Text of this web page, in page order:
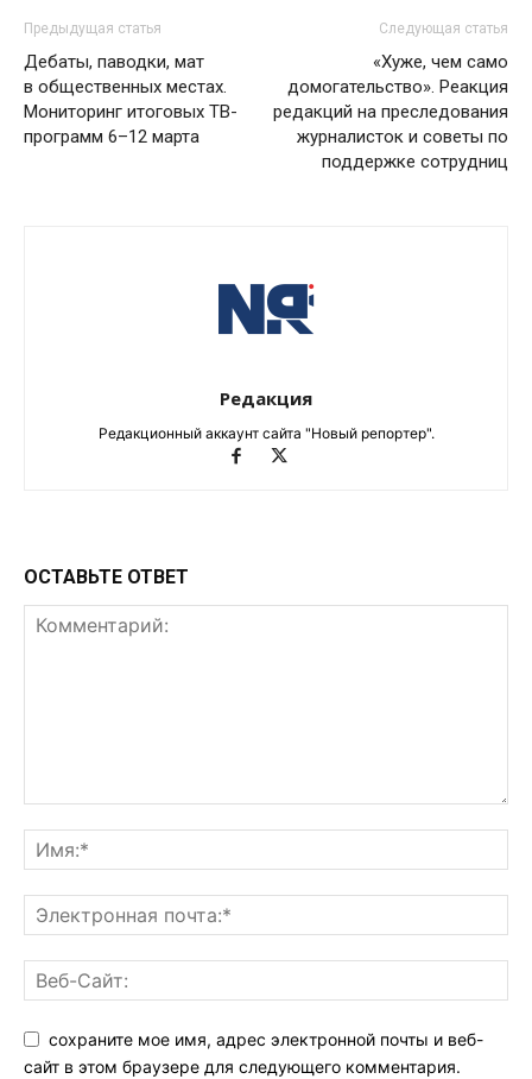
Предыдущая статья
Дебаты, паводки, мат
в общественных местах.
Мониторинг итоговых ТВ-
программ 6–12 марта
Следующая статья
«Хуже, чем само
домогательство». Реакция
редакций на преследования
журналисток и советы по
поддержке сотрудниц
Редакция
Редакционный аккаунт сайта "Новый репортер".
ОСТАВЬТЕ ОТВЕТ
сохраните мое имя, адрес электронной почты и веб-
сайт в этом браузере для следующего комментария.